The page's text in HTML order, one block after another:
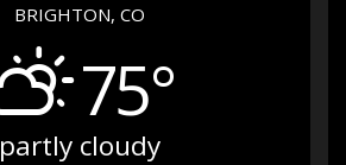
BRIGHTON, CO
75°
partly cloudy